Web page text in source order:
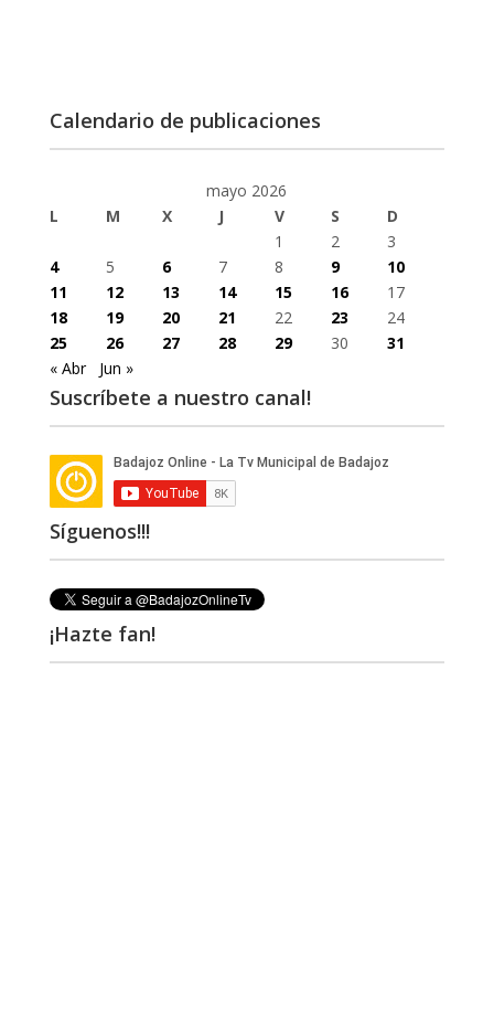
Calendario de publicaciones
mayo 2026
L
M X J V S
D
1
2
3
4
5 6 7 8 9
10
11
12 13 14 15 16
17
18
19 20 21 22 23
24
25
26 27 28 29 30
31
« Abr
Jun »
Suscríbete a nuestro canal!
Síguenos!!!
¡Hazte fan!